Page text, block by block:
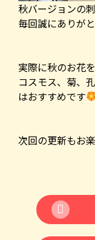
秋バージョンの
毎回誠にありが
実際に秋のお花
コスモス、菊、
はおすすめです
次回の更新もお